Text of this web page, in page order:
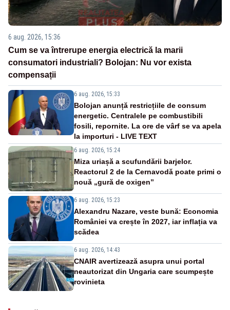
6 aug. 2026, 15:36
Cum se va întrerupe energia electrică la marii
consumatori industriali? Bolojan: Nu vor exista
compensații
6 aug. 2026, 15:33
Bolojan anunță restricțiile de consum
energetic. Centralele pe combustibili
fosili, repornite. La ore de vârf se va apela
la importuri - LIVE TEXT
6 aug. 2026, 15:24
Miza uriașă a scufundării barjelor.
Reactorul 2 de la Cernavodă poate primi o
nouă „gură de oxigen”
6 aug. 2026, 15:23
Alexandru Nazare, veste bună: Economia
României va crește în 2027, iar inflația va
scădea
6 aug. 2026, 14:43
CNAIR avertizează asupra unui portal
neautorizat din Ungaria care scumpește
rovinieta